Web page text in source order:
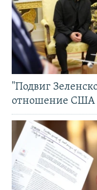
"Подвиг
отношение США